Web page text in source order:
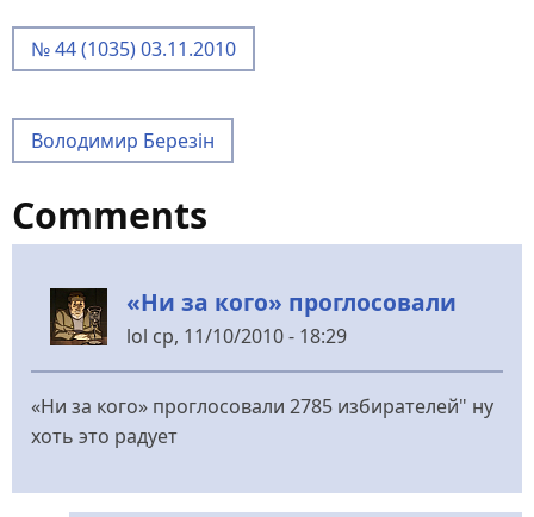
№ 44 (1035) 03.11.2010
Володимир Березін
Comments
«Ни за кого» проглосовали
lol ср, 11/10/2010 - 18:29
«Ни за кого» проглосовали 2785 избирателей" ну
хоть это радует